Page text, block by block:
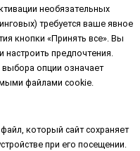
необязательных
требуется ваше явное
кнопки «Принять все». Вы
предпочтения.
опции означает
файлами cookie.
который сайт сохраняет
при его посещении.